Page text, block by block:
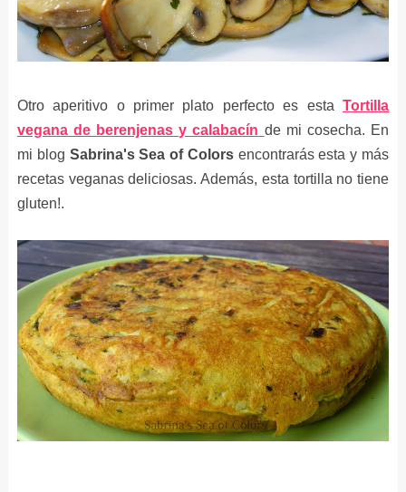
Otro aperitivo o primer plato perfecto es estaTortilla
vegana de berenjenas y calabacín de mi cosecha. En
mi blog Sabrina's Sea of Colorsencontrarás esta y más
recetas veganas deliciosas. Además, esta tortilla no tiene
gluten!.